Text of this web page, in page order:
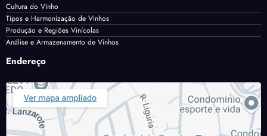
Cultura do Vinho
Tipos e Harmonização de Vinhos
Produção e Regiões Vinícolas
Análise e Armazenamento de Vinhos
Endereço